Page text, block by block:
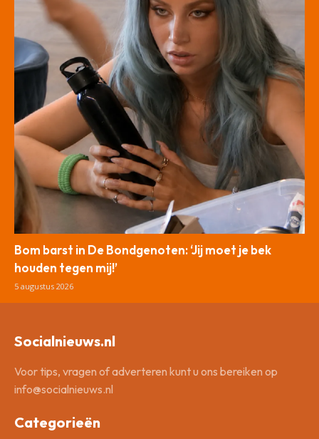
Bom barst in De Bondgenoten: ‘Jij moet je bek
houden tegen mij!’
5 augustus 2026
Socialnieuws.nl
Voor tips, vragen of adverteren kunt u ons bereiken op
info@socialnieuws.nl
Categorieën